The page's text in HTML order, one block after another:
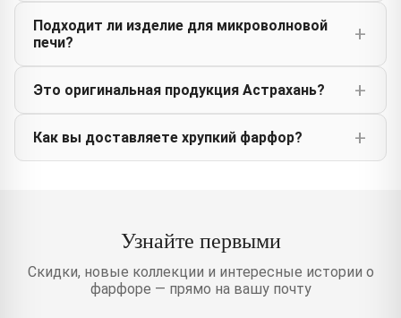
Подходит ли изделие для микроволновой
печи?
Это оригинальная продукция Астрахань?
Как вы доставляете хрупкий фарфор?
Узнайте первыми
Скидки, новые коллекции и интересные истории о
фарфоре — прямо на вашу почту